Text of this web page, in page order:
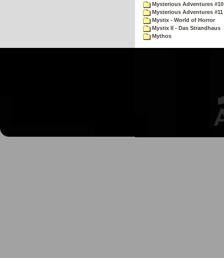
Mysterious Adventures
Mysterious Adventures
Mystix - World of Horror
Mystix II - Das Strandhaus
Mythos